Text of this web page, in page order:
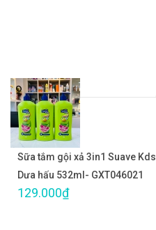
Sữa tắm gội xả 3in1 Suave Kds
Dưa hấu 532ml- GXT046021
129.000₫